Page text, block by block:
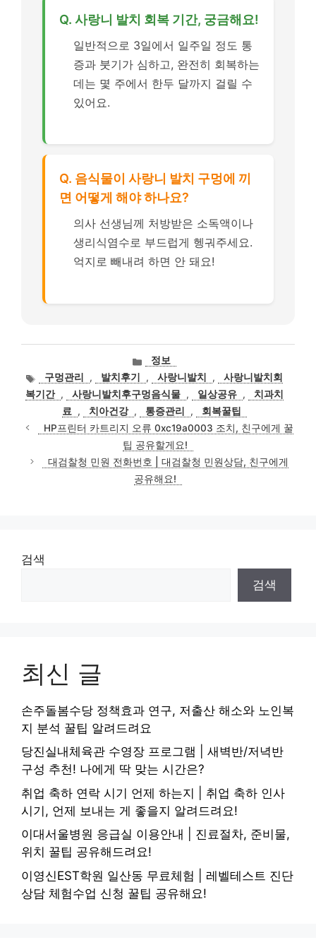
Q. 사랑니 발치 회복 기간, 궁금해요!
일반적으로 3일에서 일주일 정도 통
증과 붓기가 심하고, 완전히 회복하는
데는 몇 주에서 한두 달까지 걸릴 수
있어요.
Q. 음식물이 사랑니 발치 구멍에 끼
면 어떻게 해야 하나요?
의사 선생님께 처방받은 소독액이나
생리식염수로 부드럽게 헹궈주세요.
억지로 빼내려 하면 안 돼요!
카
고
리
정보
태
그
구멍관리 , 발치후기 , 사랑니발치 ,
사랑니발치회
복기간 , 사랑니발치후구멍음식물 , 일상공유 ,
치과치
료
, 치아건강 , 통증관리 ,
회복꿀팁
HP프린터 카트리지 오류 0xc19a0003 조치, 친구에게 꿀
팁 공유할게요!
대검찰청 민원 전화번호 | 대검찰청 민원상담, 친구에게
공유해요!
검색
검색
최신 글
손주돌봄수당 정책효과 연구, 저출산 해소와 노인복
지 분석 꿀팁 알려드려요
당진실내체육관 수영장 프로그램 | 새벽반/저녁반
구성 추천! 나에게 딱 맞는 시간은?
취업 축하 연락 시기 언제 하는지 | 취업 축하 인사
시기, 언제 보내는 게 좋을지 알려드려요!
이대서울병원 응급실 이용안내 | 진료절차, 준비물,
위치 꿀팁 공유해드려요!
이영신EST학원 일산동 무료체험 | 레벨테스트 진단
상담 체험수업 신청 꿀팁 공유해요!